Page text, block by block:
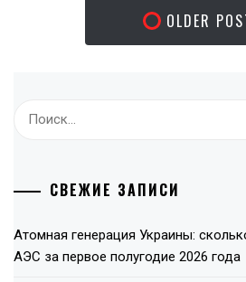
OLDER
СВЕЖИЕ ЗАПИСИ
Атомная генерация Украины:
АЭС за первое полугодие 2026 года